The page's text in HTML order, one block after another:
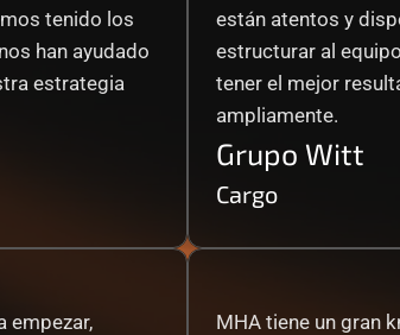
tenido los
han ayudado
estrategia
empezar,
están atentos y
estructurar al
tener el mejor
ampliamente.
Grupo Witt
Cargo
MHA tiene un gran